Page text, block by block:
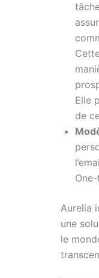
Elle
de
Aurelia
une
le